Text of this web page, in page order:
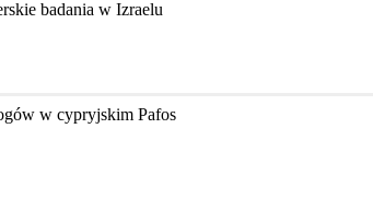
badania w Izraelu
w cypryjskim Pafos